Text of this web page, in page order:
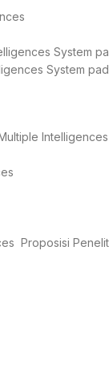
System
System
Proposisi